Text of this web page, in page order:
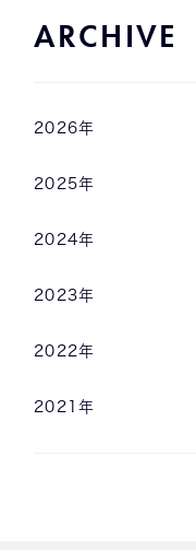
ARCHIVE
2026年
2025年
2024年
2023年
2022年
2021年